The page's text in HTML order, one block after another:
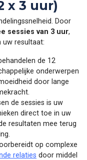
x 3 uur)
Door
sessies van 3 uur,
uw resultaat:
de 12
onderwerpen
door lange
de sessies is uw
direct toe in uw
resultaten mee terug
op complexe
relaties door middel